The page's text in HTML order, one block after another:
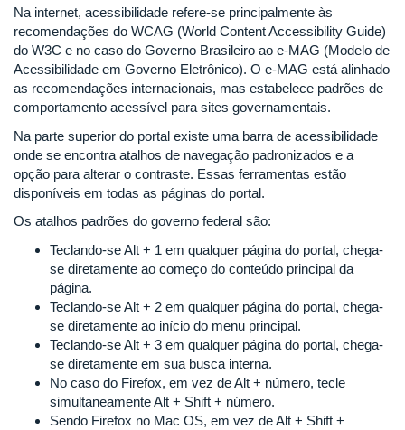
Na internet, acessibilidade refere-se principalmente às
recomendações do WCAG (World Content Accessibility Guide)
do W3C e no caso do Governo Brasileiro ao e-MAG (Modelo de
Acessibilidade em Governo Eletrônico). O e-MAG está alinhado
as recomendações internacionais, mas estabelece padrões de
comportamento acessível para sites governamentais.
Na parte superior do portal existe uma barra de acessibilidade
onde se encontra atalhos de navegação padronizados e a
opção para alterar o contraste. Essas ferramentas estão
disponíveis em todas as páginas do portal.
Os atalhos padrões do governo federal são:
Teclando-se Alt + 1 em qualquer página do portal, chega-
se diretamente ao começo do conteúdo principal da
página.
Teclando-se Alt + 2 em qualquer página do portal, chega-
se diretamente ao início do menu principal.
Teclando-se Alt + 3 em qualquer página do portal, chega-
se diretamente em sua busca interna.
No caso do Firefox, em vez de Alt + número, tecle
simultaneamente Alt + Shift + número.
Sendo Firefox no Mac OS, em vez de Alt + Shift +